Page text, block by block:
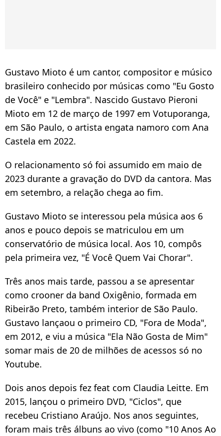
Gustavo Mioto é um cantor, compositor e músico
brasileiro conhecido por músicas como "Eu Gosto
de Você" e "Lembra". Nascido Gustavo Pieroni
Mioto em 12 de março de 1997 em Votuporanga,
em São Paulo, o artista engata namoro com Ana
Castela em 2022.
O relacionamento só foi assumido em maio de
2023 durante a gravação do DVD da cantora. Mas
em setembro, a relação chega ao fim.
Gustavo Mioto se interessou pela música aos 6
anos e pouco depois se matriculou em um
conservatório de música local. Aos 10, compôs
pela primeira vez, "É Você Quem Vai Chorar".
Três anos mais tarde, passou a se apresentar
como crooner da band Oxigênio, formada em
Ribeirão Preto, também interior de São Paulo.
Gustavo lançaou o primeiro CD, "Fora de Moda",
em 2012, e viu a música "Ela Não Gosta de Mim"
somar mais de 20 de milhões de acessos só no
Youtube.
Dois anos depois fez feat com Claudia Leitte. Em
2015, lançou o primeiro DVD, "Ciclos", que
recebeu Cristiano Araújo. Nos anos seguintes,
foram mais três álbuns ao vivo (como "10 Anos Ao